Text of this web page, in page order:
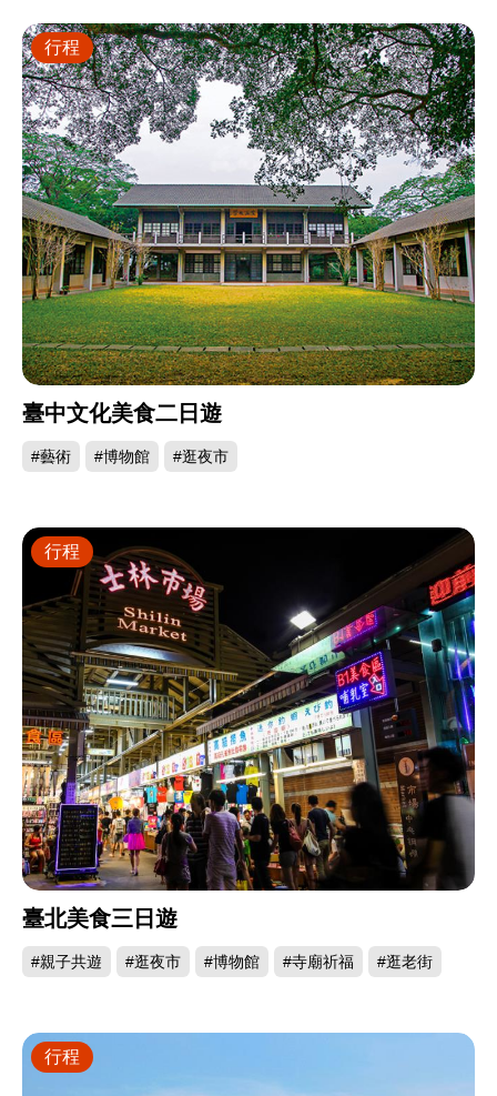
臺中文化美食二日遊
#藝術 #博物館 #逛夜市
行程
臺北美食三日遊
#親子共遊 #逛夜市 #博物館 #寺廟祈福 #逛老街
行程
行程